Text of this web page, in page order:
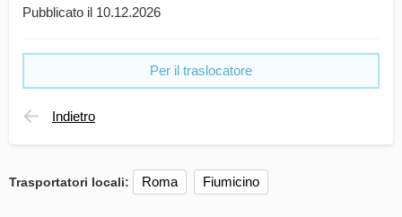
Pubblicato il 10.12.2026
Per il traslocatore
Indietro
Trasportatori locali: Roma Fiumicino